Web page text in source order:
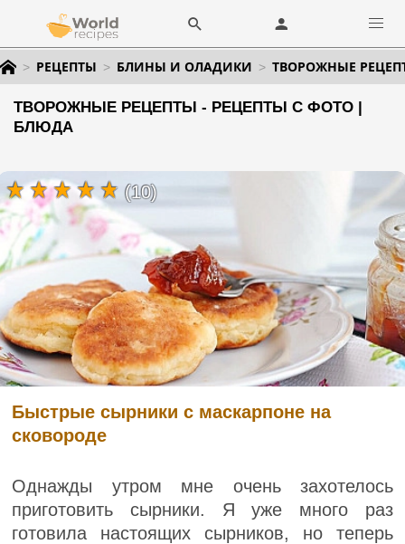
РЕЦЕПТЫ БЛИНЫ И ОЛАДИКИ ТВОРОЖНЫЕ
ТВОРОЖНЫЕ РЕЦЕПТЫ - РЕЦЕПТЫ С ФОТО |
БЛЮДА
Быстрые сырники с маскарпоне на
сковороде
Однажды утром мне очень захотелось
приготовить сырники. Я уже много раз
готовила настоящих сырников, но теперь
(10)